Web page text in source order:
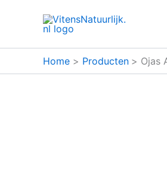
Home Producten Ojas